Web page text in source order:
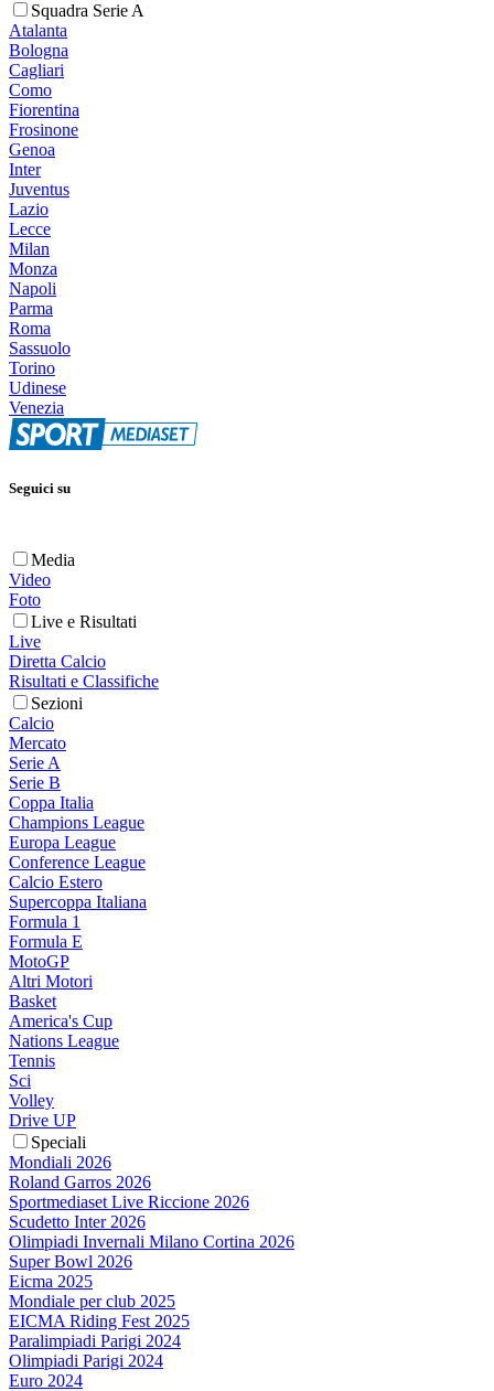
Squadra Serie A
Atalanta
Bologna
Cagliari
Como
Fiorentina
Frosinone
Genoa
Inter
Juventus
Lazio
Lecce
Milan
Monza
Napoli
Parma
Roma
Sassuolo
Torino
Udinese
Venezia
Seguici su
Media
Video
Foto
Live e Risultati
Live
Diretta Calcio
Risultati e Classifiche
Sezioni
Calcio
Mercato
Serie A
Serie B
Coppa Italia
Champions League
Europa League
Conference League
Calcio Estero
Supercoppa Italiana
Formula 1
Formula E
MotoGP
Altri Motori
Basket
America's Cup
Nations League
Tennis
Sci
Volley
Drive UP
Speciali
Mondiali 2026
Roland Garros 2026
Sportmediaset Live Riccione 2026
Scudetto Inter 2026
Olimpiadi Invernali Milano Cortina 2026
Super Bowl 2026
Eicma 2025
Mondiale per club 2025
EICMA Riding Fest 2025
Paralimpiadi Parigi 2024
Olimpiadi Parigi 2024
Euro 2024